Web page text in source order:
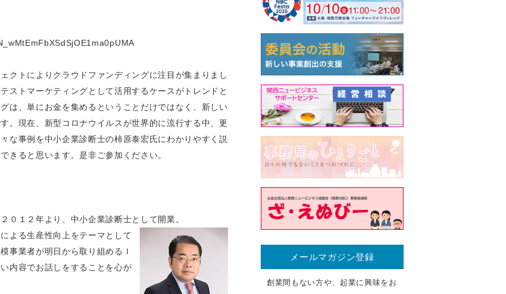
クトによりクラウドファンディングに注目が集まりまし
ストマーケティングとして活用するケースがトレンドと
は、単にお金を集めるということだけではなく、新しい
。現在、新型コロナウイルスが世界的に流行する中、更
な事例を中小企業診断士の柿原泰宏氏にわかりやすく説
きると思います。是非ご参加ください。
０１２年より、中小企業診断士として開 業。
よる生産性向上をテーマとして
事業者が明日から取り組めるＩ
内容でお話しをすることを心が
メールマガジン登録
創業間もない方や、起業に興味をお